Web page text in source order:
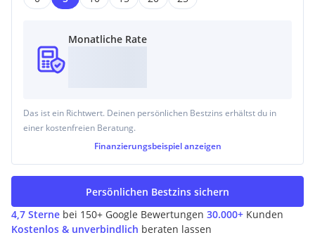
Monatliche Rate
Das ist ein Richtwert. Deinen persönlichen Bestzins erhältst du in
einer kostenfreien Beratung.
Finanzierungsbeispiel anzeigen
4,7 Sterne bei 150+ Google Bewertungen 30.000+ Kunden
Kostenlos & unverbindlich beraten lassen
Persönlichen Bestzins sichern